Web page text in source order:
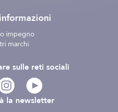
impegno
marchi
la newsletter
sulle reti sociali